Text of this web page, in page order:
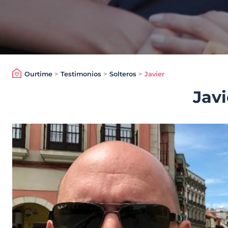
Ourtime> Testimonios > Solteros > Javier